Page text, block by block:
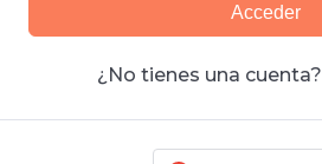
Acceder
¿No tienes una cuenta?